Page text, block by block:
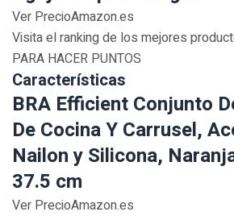
Ver PrecioAmazon.es
Visita el ranking de los mejores
PARA HACER PUNTOS
Características
BRA Efficient Conjunto
De Cocina Y Carrusel,
Nailon y Silicona,
37.5 cm
Ver PrecioAmazon.es